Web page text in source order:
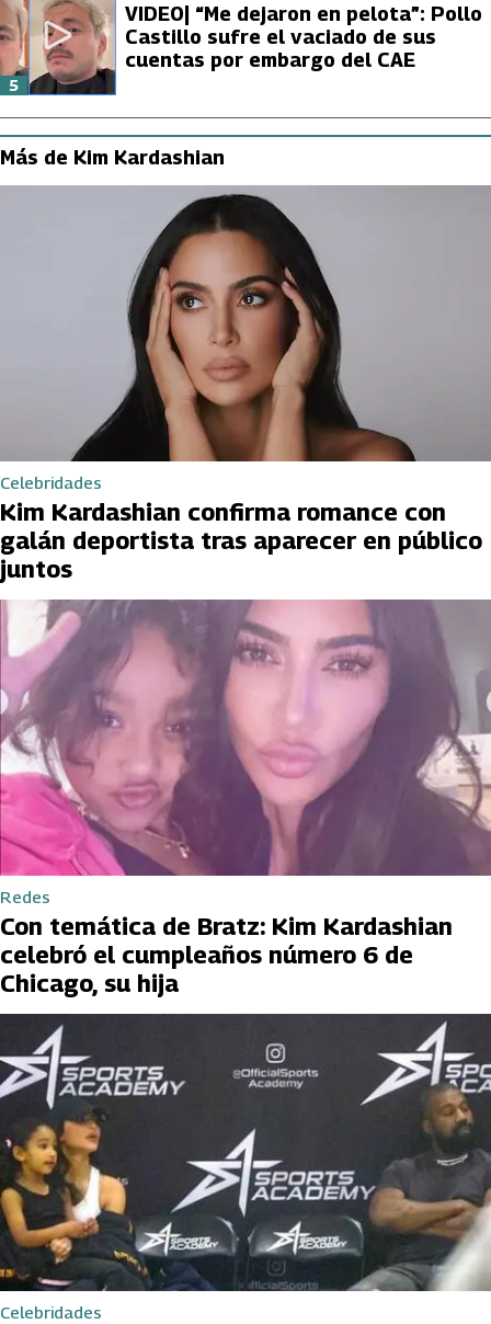
VIDEO| “Me dejaron en pelota”: Pollo
Castillo sufre el vaciado de sus
cuentas por embargo del CAE
5
Más de Kim Kardashian
Celebridades
Kim Kardashian confirma romance con
galán deportista tras aparecer en público
juntos
Redes
Con temática de Bratz: Kim Kardashian
celebró el cumpleaños número 6 de
Chicago, su hija
Celebridades